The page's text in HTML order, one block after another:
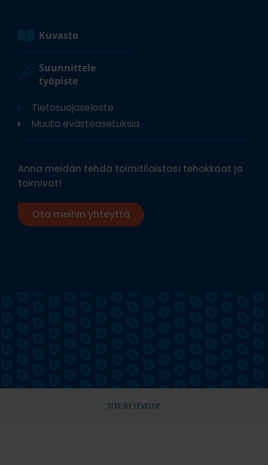
Kuvasto
Suunnittele
työpiste
Tietosuojaseloste
Muuta evästeasetuksia
Anna meidän tehdä toimitiloistasi tehokkaat ja
toimivat!
Ota meihin yhteyttä
SITE BY LEVELUP